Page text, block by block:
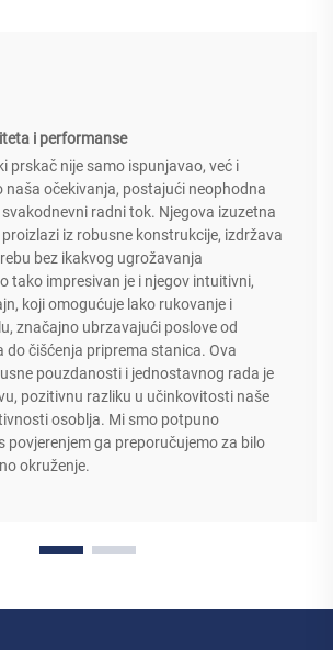
i performanse
prskač nije samo ispunjavao, već i
naša očekivanja, postajući neophodna
radni tok. Njegova izuzetna
iz robusne konstrukcije, izdržava
bez ikakvog ugrožavanja
tako impresivan je i njegov intuitivni,
koji omogućuje lako rukovanje i
značajno ubrzavajući poslove od
do čišćenja priprema stanica. Ova
pouzdanosti i jednostavnog rada je
pozitivnu razliku u učinkovitosti naše
osoblja. Mi smo potpuno
povjerenjem ga preporučujemo za bilo
okruženje.